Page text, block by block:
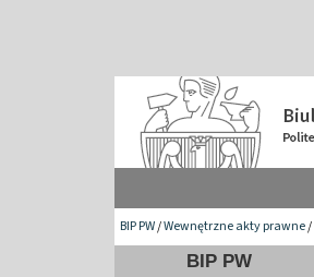
BIP PW/Wewnętrzne akty prawne/
BIP PW